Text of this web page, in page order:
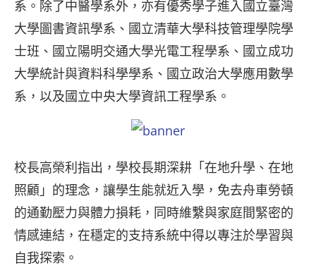
系。除了中醫學系外，亦有優秀學子進入國立臺灣
大學圖書資訊學系、國立清華大學科技管理學院學
士班、國立陽明交通大學光電工程學系、國立成功
大學統計與資料科學學系、國立政治大學應用數學
系，以及國立中央大學資訊工程學系。
校長高榮利指出，學校長期深耕「在地升學、在地
照顧」的理念，讓學生能就近入學，免去舟車勞頓
的通勤壓力與體力損耗，同時維繫與家庭間緊密的
情感連結，在穩定的支持系統中得以專注於學習與
自我探索。